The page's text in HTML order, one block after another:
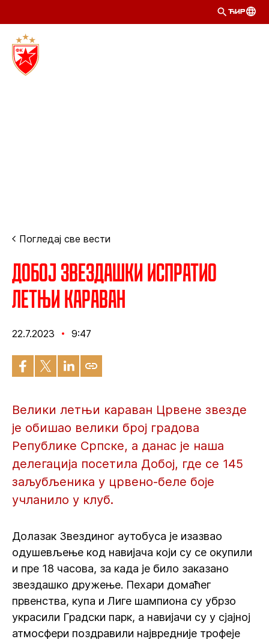
ЋИР
Погледај све вести
Добој звездашки испратио
летњи караван
22.7.2023 9:47
Велики летњи караван Црвене звезде
је обишао велики број градова
Републике Српске, а данас је наша
делегација посетила Добој, где се 145
заљубљеника у црвено-беле боје
учланило у клуб.
Долазак Звездиног аутобуса је изазвао
одушевљење код навијача који су се окупили
и пре 18 часова, за када је било заказано
звездашко дружење. Пехари домаћег
првенства, купа и Лиге шампиона су убрзо
украсили Градски парк, а навијачи су у сјајној
атмосфери поздравили највредније трофеје